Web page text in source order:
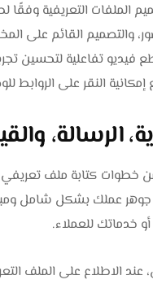
الملفات التعريفية وفقًا
والتصميم القائم على
فيديو تفاعلية لتحسين
النقر على الروابط
الرسالة،
خطوات كتابة ملف تعريفي
عملك بشكل شامل
خدماتك للعملاء.
عند الاطلاع على الملف